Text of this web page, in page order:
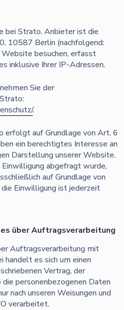
bei Strato. Anbieter ist die
10587 Berlin (nachfolgend:
Website besuchen, erfasst
inklusive Ihrer IP-Adressen.
Sie der
.
erfolgt auf Grundlage von Art. 6
ein berechtigtes Interesse an
Darstellung unserer Website.
abgefragt wurde,
auf Grundlage von
Einwilligung ist jederzeit
über Auftragsverarbeitung
Auftragsverarbeitung mit
handelt es sich um einen
Vertrag, der
personenbezogenen Daten
nach unseren Weisungen und
verarbeitet.